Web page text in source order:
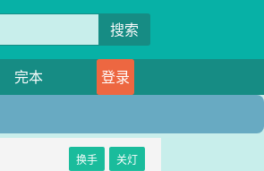
搜索
完本
登录
换手 关灯